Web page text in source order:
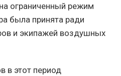
ограниченный режим
была принята ради
и экипажей воздушных
в этот период